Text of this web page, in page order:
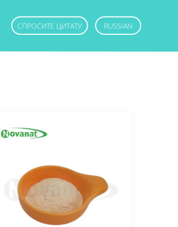
СПРОСИТЕ ЦИТАТУ RUSSIAN